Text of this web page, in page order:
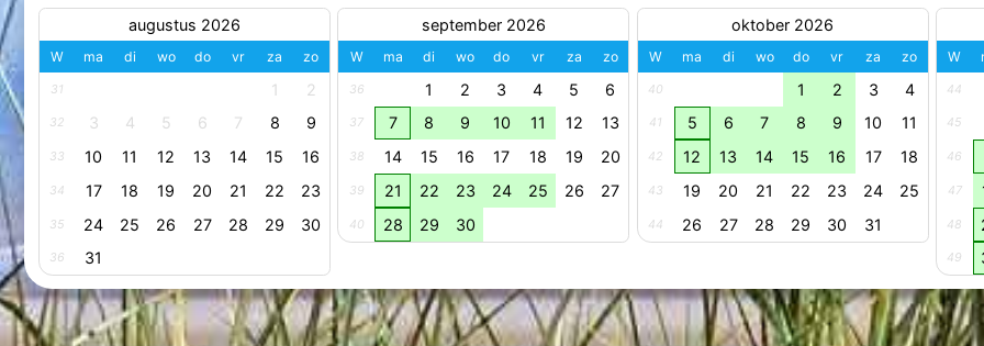
augustus 2026
W ma di wo do vr za zo
31 1 2
32 3 4 5 6 7 8 9
33 10 11 12 13 14 15 16
34 17 18 19 20 21 22 23
35 24 25 26 27 28 29 30
36 31
september 2026
W ma di wo do vr za zo
36 1 2 3 4 5 6
37 7 8 9 10 11 12 13
38 14 15 16 17 18 19 20
39 21 22 23 24 25 26 27
40 28 29 30
oktober 2026
W ma di wo do vr za zo
40 1 2 3 4
41 5 6 7 8 9 10 11
42 12 13 14 15 16 17 18
43 19 20 21 22 23 24 25
44 26 27 28 29 30 31
W
44
45
46
47
48
49